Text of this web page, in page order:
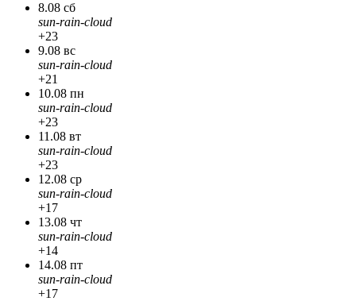
8.08 сб
sun-rain-cloud
+23
9.08 вс
sun-rain-cloud
+21
10.08 пн
sun-rain-cloud
+23
11.08 вт
sun-rain-cloud
+23
12.08 ср
sun-rain-cloud
+17
13.08 чт
sun-rain-cloud
+14
14.08 пт
sun-rain-cloud
+17